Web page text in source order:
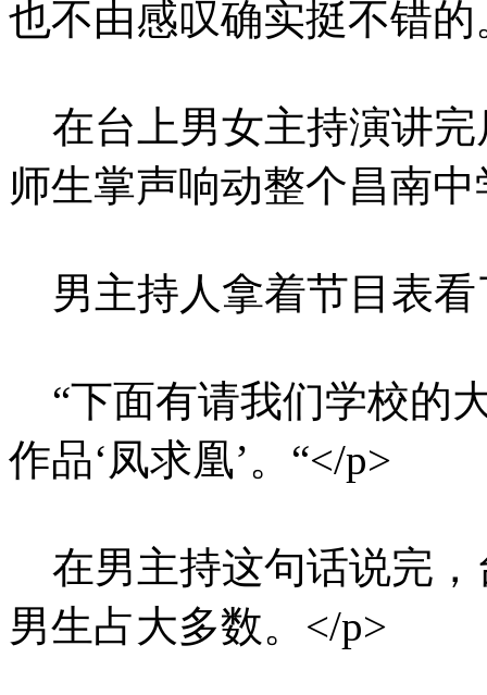
也不由感叹确实挺不错的
在台上男女主持演讲完
师生掌声响动整个昌南中
男主持人拿着节目表看
“下面有请我们学校的
作品‘凤求凰’。“</p>
在男主持这句话说完，
男生占大多数。</p>